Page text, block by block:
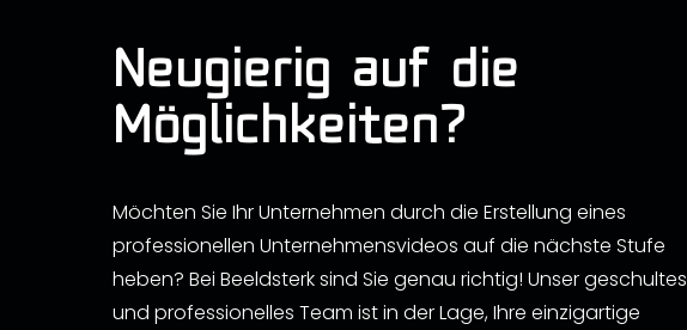
Neugierig auf die
Möglichkeiten?
Möchten Sie Ihr Unternehmen durch die Erstellung eines
professionellen Unternehmensvideos auf die nächste Stufe
heben? Bei Beeldsterk sind Sie genau richtig! Unser geschultes
und professionelles Team ist in der Lage, Ihre einzigartige